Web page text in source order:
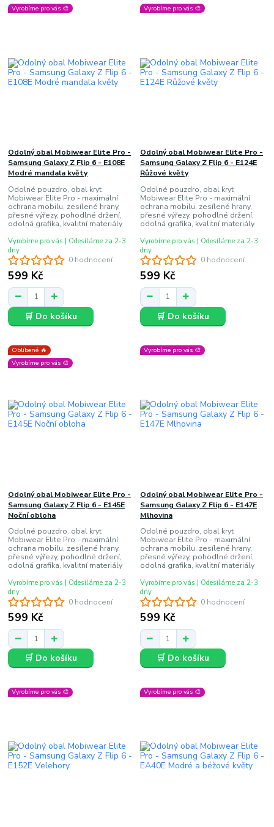
Vyrobíme pro vás 🎨
0 hodnocení
Odolný obal Mobiwear Elite Pro -
Samsung Galaxy Z Flip 6 - E108E
Modré mandala květy
Odolné pouzdro, obal kryt
Mobiwear Elite Pro - maximální
ochrana mobilu, zesílené hrany,
přesné výřezy, pohodlné držení,
odolná grafika, kvalitní materiály
599 Kč
Vyrobíme pro vás | Odesíláme za 2-3
dny
🛒 Do košíku
Vyrobíme pro vás 🎨
0 hodnocení
Odolný obal Mobiwear Elite Pro -
Samsung Galaxy Z Flip 6 - E124E
Růžové květy
Odolné pouzdro, obal kryt
Mobiwear Elite Pro - maximální
ochrana mobilu, zesílené hrany,
přesné výřezy, pohodlné držení,
odolná grafika, kvalitní materiály
599 Kč
Vyrobíme pro vás | Odesíláme za 2-3
dny
🛒 Do košíku
Oblíbené 🔥
Vyrobíme pro vás 🎨
0 hodnocení
Odolný obal Mobiwear Elite Pro -
Samsung Galaxy Z Flip 6 - E145E
Noční obloha
Odolné pouzdro, obal kryt
Mobiwear Elite Pro - maximální
ochrana mobilu, zesílené hrany,
přesné výřezy, pohodlné držení,
odolná grafika, kvalitní materiály
599 Kč
Vyrobíme pro vás | Odesíláme za 2-3
dny
🛒 Do košíku
Vyrobíme pro vás 🎨
0 hodnocení
Odolný obal Mobiwear Elite Pro -
Samsung Galaxy Z Flip 6 - E147E
Mlhovina
Odolné pouzdro, obal kryt
Mobiwear Elite Pro - maximální
ochrana mobilu, zesílené hrany,
přesné výřezy, pohodlné držení,
odolná grafika, kvalitní materiály
599 Kč
Vyrobíme pro vás | Odesíláme za 2-3
dny
🛒 Do košíku
Vyrobíme pro vás 🎨 Vyrobíme pro vás 🎨